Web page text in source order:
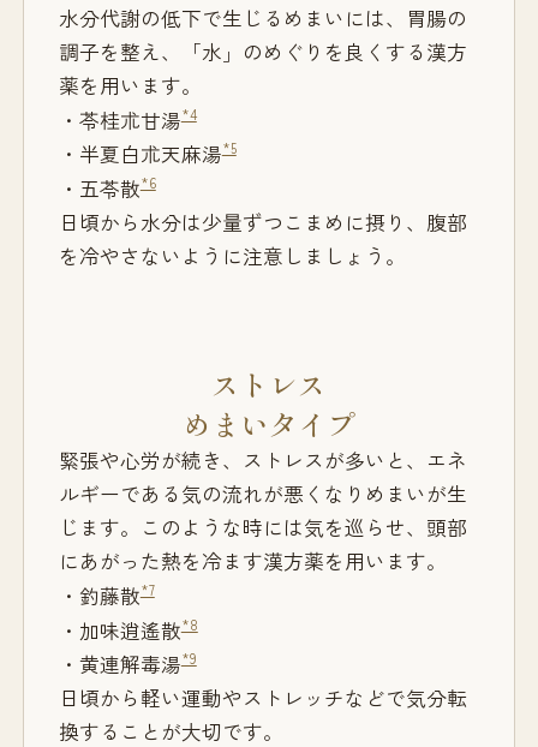
水分代謝の低下で生じるめまいには、胃腸の
調子を整え、「水」のめぐりを良くする漢方
薬を用います。
・苓桂朮甘湯*4
・半夏白朮天麻湯*5
・五苓散*6
日頃から水分は少量ずつこまめに摂り、腹部
を冷やさないように注意しましょう。
ストレス
めまいタイプ
緊張や心労が続き、ストレスが多いと、エネ
ルギーである気の流れが悪くなりめまいが生
じます。このような時には気を巡らせ、頭部
にあがった熱を冷ます漢方薬を用います。
・釣藤散*7
・加味逍遙散*8
・黄連解毒湯*9
日頃から軽い運動やストレッチなどで気分転
換することが大切です。